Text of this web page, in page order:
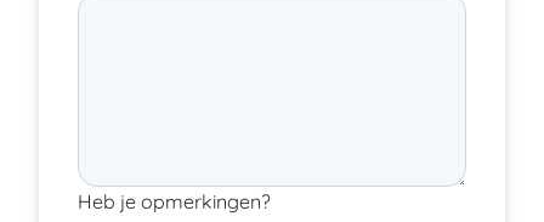
Heb je opmerkingen?